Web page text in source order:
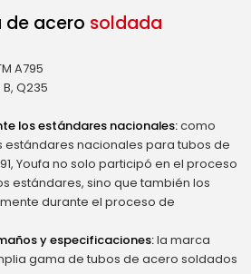
de acero soldada
A795
Q235
los estándares nacionales:como
nacionales para tubos de
Youfa no solo participó en el proceso
estándares, sino que también los
durante el proceso de
y especificaciones:la marca
gama de tubos de acero soldados